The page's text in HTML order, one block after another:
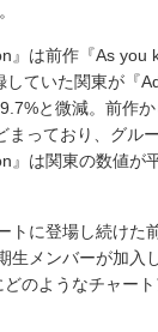
は前作『As you
ていた関東が『
と微減。前作
まっており、グル
』は関東の数値が
に登場し続けた
生メンバーが加入
のようなチャー